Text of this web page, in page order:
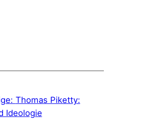
Thomas Piketty:
Ideologie